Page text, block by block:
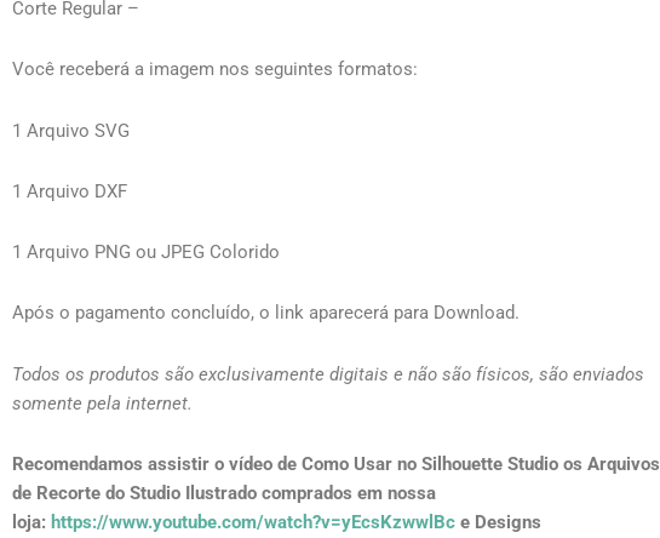
Corte Regular –
Você receberá a imagem nos seguintes formatos:
1 Arquivo SVG
1 Arquivo DXF
1 Arquivo PNG ou JPEG Colorido
Após o pagamento concluído, o link aparecerá para Download.
Todos os produtos são exclusivamente digitais e não são físicos, são enviados
somente pela internet.
Recomendamos assistir o vídeo de Como Usar no Silhouette Studio os Arquivos
de Recorte do Studio Ilustrado comprados em nossa
loja: https://www.youtube.com/watch?v=yEcsKzwwlBc e Designs